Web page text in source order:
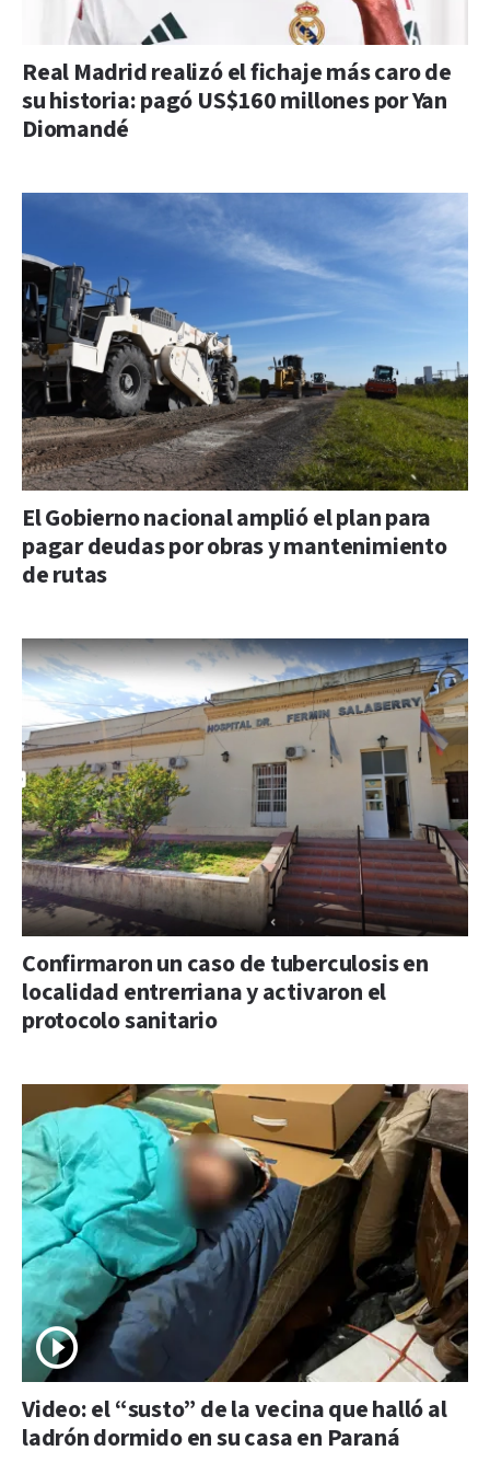
Real Madrid realizó el fichaje más caro de
su historia: pagó US$160 millones por Yan
Diomandé
El Gobierno nacional amplió el plan para
pagar deudas por obras y mantenimiento
de rutas
Confirmaron un caso de tuberculosis en
localidad entrerriana y activaron el
protocolo sanitario
Video: el “susto” de la vecina que halló al
ladrón dormido en su casa en Paraná